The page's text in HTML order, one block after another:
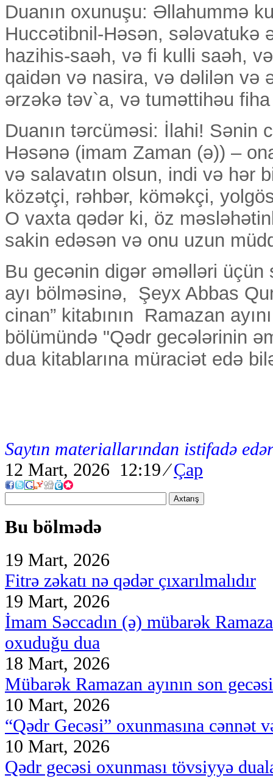
Duanın oxunuşu: Əllahummə
Huccətibnil-Həsən, sələvatukə
hazihis-saəh, və fi kulli saəh,
qaidən və nasira, və dəlilən və
ərzəkə təv`a, və tuməttihəu
Duanın tərcüməsi: İlahi! Sənin
Həsənə (imam Zaman (ə)) –
və salavatın olsun, indi və hər
közətçi, rəhbər, köməkçi,
O vaxta qədər ki, öz
sakin edəsən və onu uzun
Bu gecənin digər əməlləri üçün
ayı bölməsinə, Şeyx Abbas
cinan” kitabının Ramazan
bölümündə "Qədr gecələrinin
dua kitablarına müraciət edə
Saytın materiallarından istifadə
12 Mart, 2026 12:19⁄ Çap
Axtarış
Bu bölmədə
19 Mart, 2026
Fitrə zəkatı nə qədər çıxarılmalıdır
19 Mart, 2026
İmam Səccadın (ə) mübarək
oxuduğu dua
18 Mart, 2026
Mübarək Ramazan ayının son
10 Mart, 2026
“Qədr Gecəsi” oxunmasına cənnət
10 Mart, 2026
Qədr gecəsi oxunması tövsiyyə